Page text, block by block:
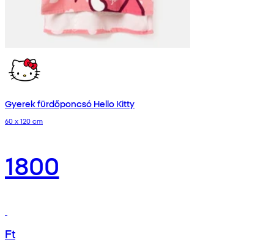
Gyerek fürdőponcsó Hello Kitty
60 x 120 cm
1800
Ft